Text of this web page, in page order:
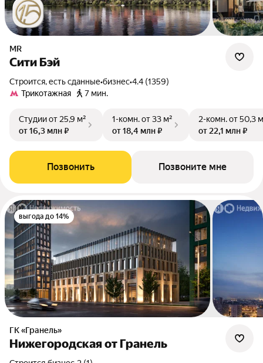
MR
Сити Бэй
Строится, есть сданные•бизнес•4.4 (1359)
Трикотажная
7 мин.
Студииот 25,9 м²
от 16,3 млн ₽
1-комн.от 33 м²
от 18,4 млн ₽
2-комн.от 50,3
от 22,1 млн ₽
Позвонить Позвоните мне
выгода до 14%
ГК «Гранель»
Нижегородская от Гранель